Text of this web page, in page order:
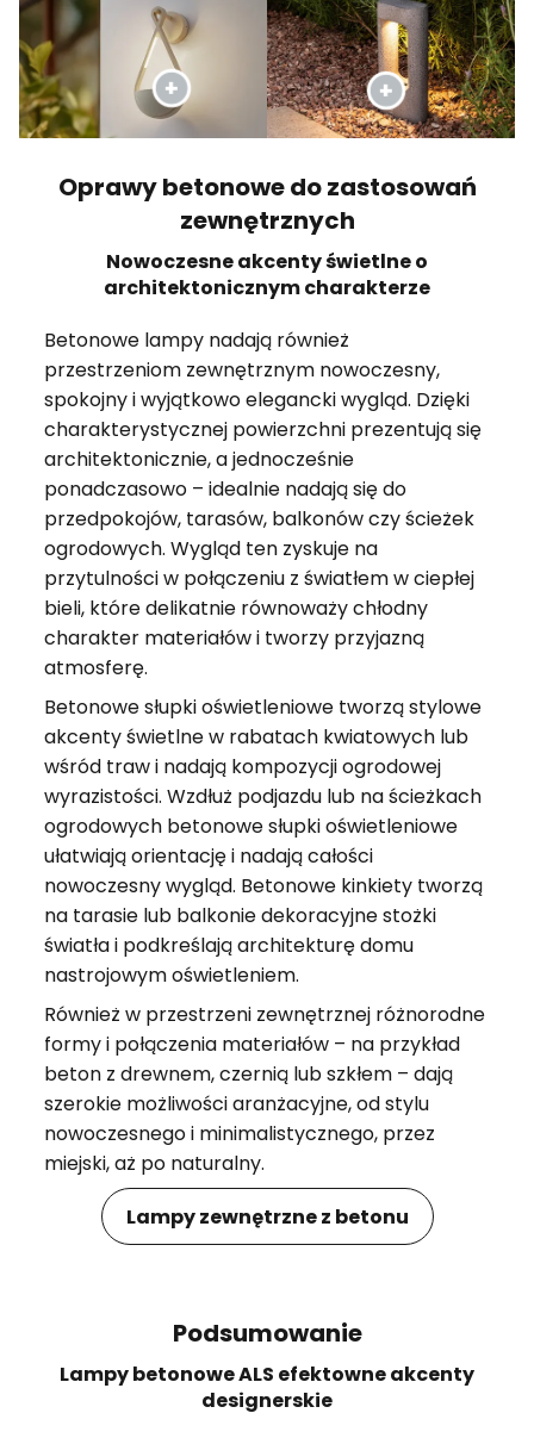
Oprawy betonowe do zastosowań
zewnętrznych
Nowoczesne akcenty świetlne o
architektonicznym charakterze
Betonowe lampy nadają również
przestrzeniom zewnętrznym nowoczesny,
spokojny i wyjątkowo elegancki wygląd. Dzięki
charakterystycznej powierzchni prezentują się
architektonicznie, a jednocześnie
ponadczasowo – idealnie nadają się do
przedpokojów, tarasów, balkonów czy ścieżek
ogrodowych. Wygląd ten zyskuje na
przytulności w połączeniu z światłem w ciepłej
bieli, które delikatnie równoważy chłodny
charakter materiałów i tworzy przyjazną
atmosferę.
Betonowe słupki oświetleniowe tworzą stylowe
akcenty świetlne w rabatach kwiatowych lub
wśród traw i nadają kompozycji ogrodowej
wyrazistości. Wzdłuż podjazdu lub na ścieżkach
ogrodowych betonowe słupki oświetleniowe
ułatwiają orientację i nadają całości
nowoczesny wygląd. Betonowe kinkiety tworzą
na tarasie lub balkonie dekoracyjne stożki
światła i podkreślają architekturę domu
nastrojowym oświetleniem.
Również w przestrzeni zewnętrznej różnorodne
formy i połączenia materiałów – na przykład
beton z drewnem, czernią lub szkłem – dają
szerokie możliwości aranżacyjne, od stylu
nowoczesnego i minimalistycznego, przez
miejski, aż po naturalny.
Lampy zewnętrzne z betonu
Podsumowanie
Lampy betonowe ALS efektowne akcenty
designerskie